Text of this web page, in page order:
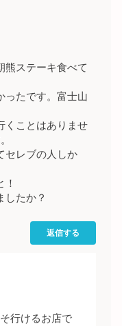
熊ステーキ食べて
ったです。富士山
くことはありませ
セレブの人しか
したか？
返信する
行けるお店で